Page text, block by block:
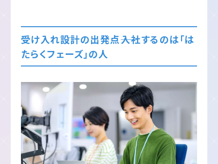
受け入れ設計の出発点――入社するのは「は
たらくフェーズ」の人